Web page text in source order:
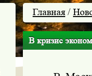
Главная /
В кризис